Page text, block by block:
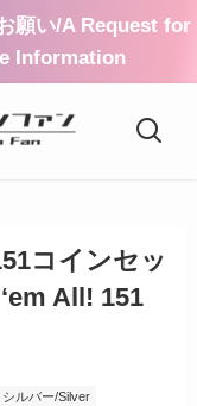
願い/A Request for
Information
コインセッ
All! 151
シルバー/Silver